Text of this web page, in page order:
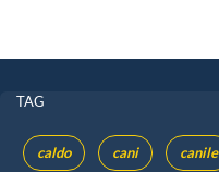
TAG
caldo cani canile